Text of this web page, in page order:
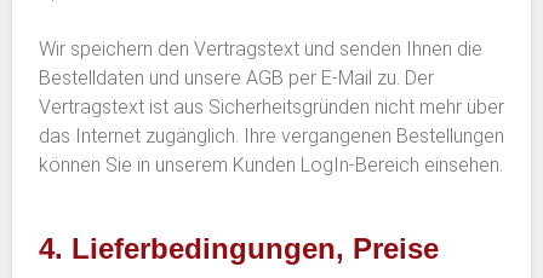
Wir speichern den Vertragstext und senden Ihnen die
Bestelldaten und unsere AGB per E-Mail zu. Der
Vertragstext ist aus Sicherheitsgründen nicht mehr über
das Internet zugänglich. Ihre vergangenen Bestellungen
können Sie in unserem Kunden LogIn-Bereich einsehen.
4. Lieferbedingungen, Preise